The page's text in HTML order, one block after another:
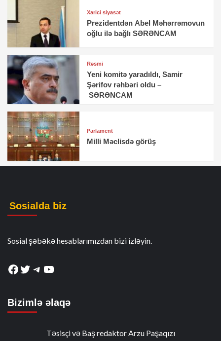
Xarici siyasət
Prezidentdən Abel Məhərrəmovun
oğlu ilə bağlı SƏRƏNCAM
Rəsmi
Yeni komitə yaradıldı, Samir
Şərifov rəhbəri oldu –
SƏRƏNCAM
Parlament
Milli Məclisdə görüş
Sosialda biz
Sosial şəbəkə hesablarımızdan bizi izləyin.
Facebook
Twitter
Telegram
YouTube
Bizimlə əlaqə
Təsisçi və Baş redaktor Arzu Paşaqızı